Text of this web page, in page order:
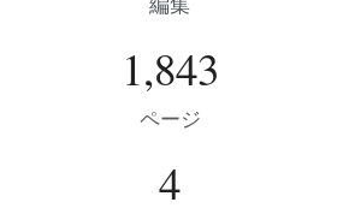
編集
1,843
ページ
4